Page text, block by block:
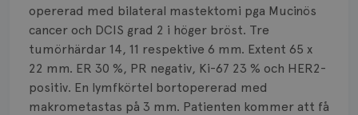
opererad med bilateral mastektomi pga Mucinös
cancer och DCIS grad 2 i höger bröst. Tre
tumörhärdar 14, 11 respektive 6 mm. Extent 65 x
22 mm. ER 30 %, PR negativ, Ki-67 23 % och HER2-
positiv. En lymfkörtel bortopererad med
makrometastas på 3 mm. Patienten kommer att få
Typ av bröstcancer
Smärta
Prognos